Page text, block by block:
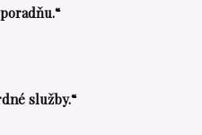
služby.“